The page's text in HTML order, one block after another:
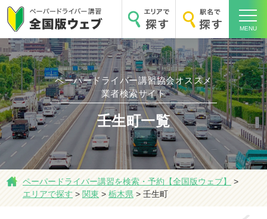
MENU
ホーム
ペーパードライバー講習協会オススメ
業者検索サイト
壬生町一覧
ペーパードライバー講習を検索・予約【全国版ウェブ】
>
エリアで探す > 関東 > 栃木県 > 壬生町